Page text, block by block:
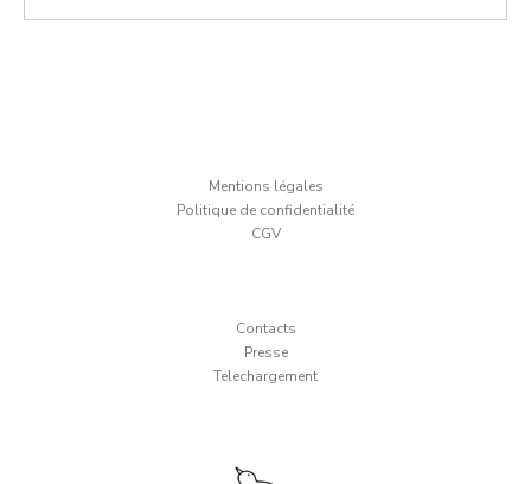
Mentions légales
Politique de confidentialité
CGV
Contacts
Presse
Telechargement